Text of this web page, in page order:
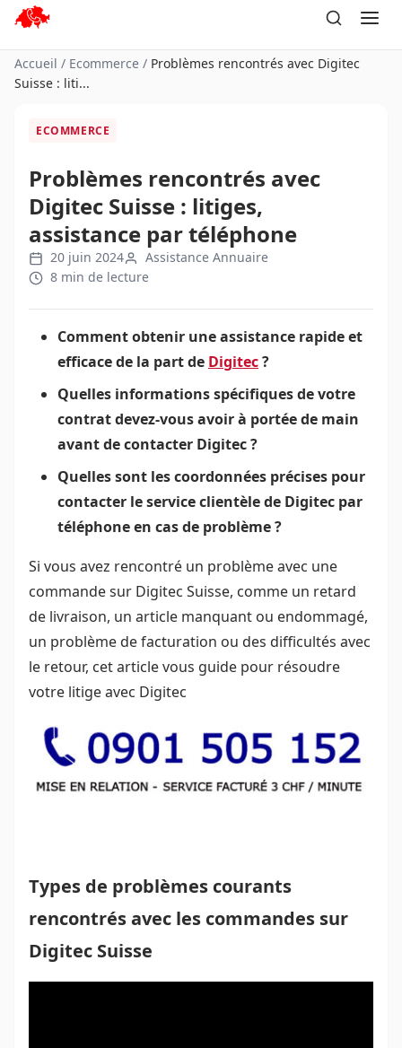
Aller
contenu
Accueil / Ecommerce / Problèmes rencontrés avec Digitec
Suisse : liti...
ECOMMERCE
Problèmes rencontrés avec
Digitec Suisse : litiges,
assistance par téléphone
20 juin 2024
Assistance Annuaire
8 min de lecture
Comment obtenir une assistance rapide et
efficace de la part de Digitec?
Quelles informations spécifiques de votre
contrat devez-vous avoir à portée de main
avant de contacter Digitec ?
Quelles sont les coordonnées précises pour
contacter le service clientèle de Digitec par
téléphone en cas de problème ?
Si vous avez rencontré un problème avec une
commande sur Digitec Suisse, comme un retard
de livraison, un article manquant ou endommagé,
un problème de facturation ou des difficultés avec
le retour, cet article vous guide pour résoudre
votre litige avec Digitec
Types de problèmes courants
rencontrés avec les commandes sur
Digitec Suisse